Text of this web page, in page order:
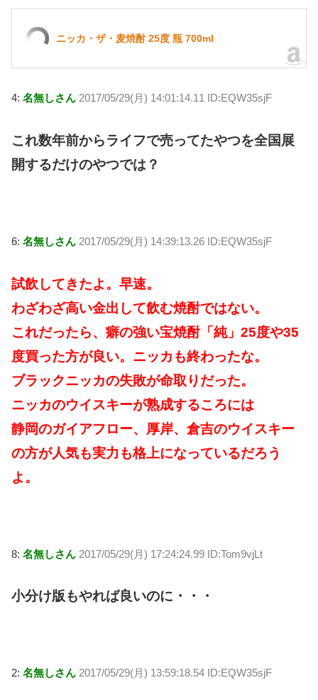
ニッカ・ザ・麦焼酎 25度 瓶 700ml
4: 名無しさん 2017/05/29(月) 14:01:14.11 ID:EQW35sjF
これ数年前からライフで売ってたやつを全国展
開するだけのやつでは？
6: 名無しさん 2017/05/29(月) 14:39:13.26 ID:EQW35sjF
試飲してきたよ。早速。
わざわざ高い金出して飲む焼酎ではない。
これだったら、癖の強い宝焼酎「純」25度や35
度買った方が良い。ニッカも終わったな。
ブラックニッカの失敗が命取りだった。
ニッカのウイスキーが熟成するころには
静岡のガイアフロー、厚岸、倉吉のウイスキー
の方が人気も実力も格上になっているだろう
よ。
8: 名無しさん 2017/05/29(月) 17:24:24.99 ID:Tom9vjLt
小分け版もやれば良いのに・・・
2: 名無しさん 2017/05/29(月) 13:59:18.54 ID:EQW35sjF